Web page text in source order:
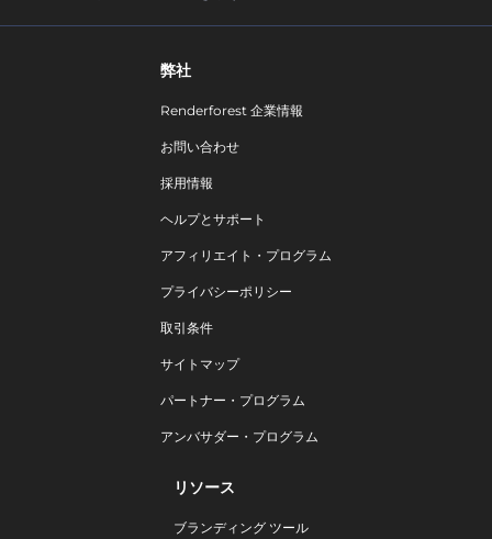
弊社
Renderforest 企業情報
お問い合わせ
採用情報
ヘルプとサポート
アフィリエイト・プログラム
プライバシーポリシー
取引条件
サイトマップ
パートナー・プログラム
アンバサダー・プログラム
リソース
ブランディング ツール